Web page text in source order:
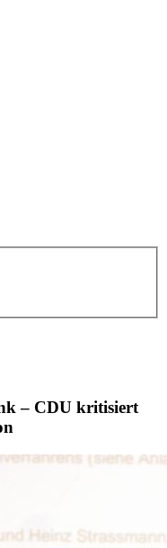
– CDU kritisiert